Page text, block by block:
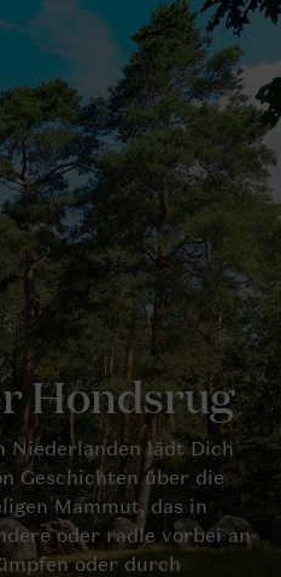
Hondsrug
Niederlanden lädt Dich
Geschichten über die
Mammut, das in
oder radle vorbei an
oder durch